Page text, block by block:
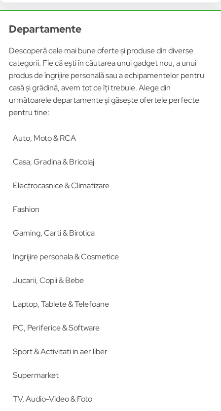
Departamente
Descoperă cele mai bune oferte și produse din diverse
categorii. Fie că ești în căutarea unui gadget nou, a unui
produs de îngrijire personală sau a echipamentelor pentru
casă și grădină, avem tot ce îți trebuie. Alege din
următoarele departamente și găsește ofertele perfecte
pentru tine:
Auto, Moto & RCA
Casa, Gradina & Bricolaj
Electrocasnice & Climatizare
Fashion
Gaming, Carti & Birotica
Ingrijire personala & Cosmetice
Jucarii, Copii & Bebe
Laptop, Tablete & Telefoane
PC, Periferice & Software
Sport & Activitati in aer liber
Supermarket
TV, Audio-Video & Foto